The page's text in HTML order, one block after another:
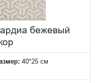
бежевый
40*25 см